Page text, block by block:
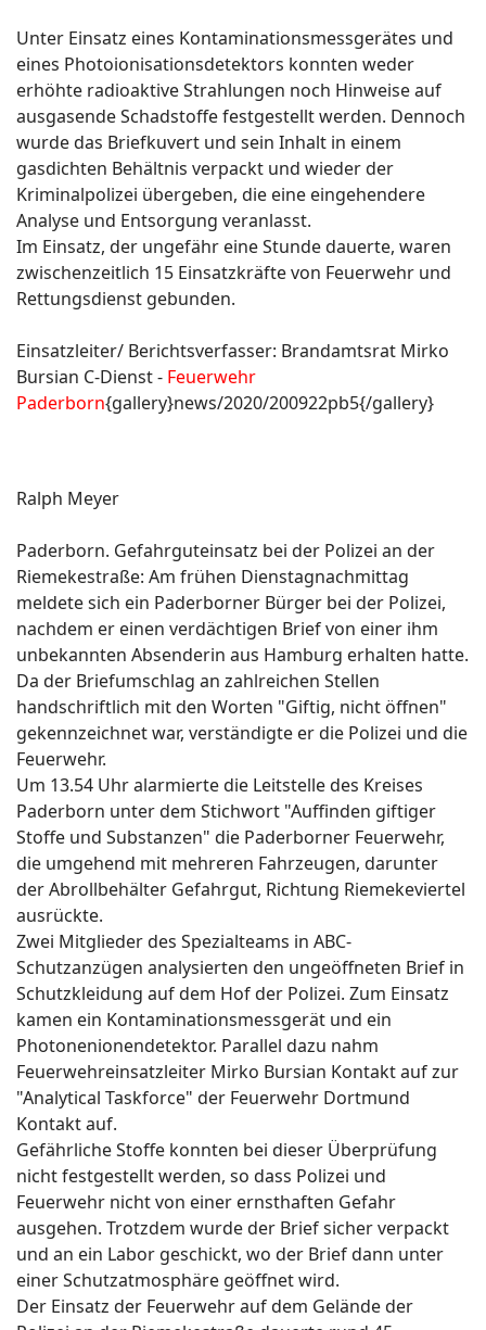
Unter Einsatz eines Kontaminationsmessgerätes und
eines Photoionisationsdetektors konnten weder
erhöhte radioaktive Strahlungen noch Hinweise auf
ausgasende Schadstoffe festgestellt werden. Dennoch
wurde das Briefkuvert und sein Inhalt in einem
gasdichten Behältnis verpackt und wieder der
Kriminalpolizei übergeben, die eine eingehendere
Analyse und Entsorgung veranlasst.
Im Einsatz, der ungefähr eine Stunde dauerte, waren
zwischenzeitlich 15 Einsatzkräfte von Feuerwehr und
Rettungsdienst gebunden.
Einsatzleiter/ Berichtsverfasser: Brandamtsrat Mirko
Bursian C-Dienst - Feuerwehr
Paderborn{gallery}news/2020/200922pb5{/gallery}
Ralph Meyer
Paderborn. Gefahrguteinsatz bei der Polizei an der
Riemekestraße: Am frühen Dienstagnachmittag
meldete sich ein Paderborner Bürger bei der Polizei,
nachdem er einen verdächtigen Brief von einer ihm
unbekannten Absenderin aus Hamburg erhalten hatte.
Da der Briefumschlag an zahlreichen Stellen
handschriftlich mit den Worten "Giftig, nicht öffnen"
gekennzeichnet war, verständigte er die Polizei und die
Feuerwehr.
Um 13.54 Uhr alarmierte die Leitstelle des Kreises
Paderborn unter dem Stichwort "Auffinden giftiger
Stoffe und Substanzen" die Paderborner Feuerwehr,
die umgehend mit mehreren Fahrzeugen, darunter
der Abrollbehälter Gefahrgut, Richtung Riemekeviertel
ausrückte.
Zwei Mitglieder des Spezialteams in ABC-
Schutzanzügen analysierten den ungeöffneten Brief in
Schutzkleidung auf dem Hof der Polizei. Zum Einsatz
kamen ein Kontaminationsmessgerät und ein
Photonenionendetektor. Parallel dazu nahm
Feuerwehreinsatzleiter Mirko Bursian Kontakt auf zur
"Analytical Taskforce" der Feuerwehr Dortmund
Kontakt auf.
Gefährliche Stoffe konnten bei dieser Überprüfung
nicht festgestellt werden, so dass Polizei und
Feuerwehr nicht von einer ernsthaften Gefahr
ausgehen. Trotzdem wurde der Brief sicher verpackt
und an ein Labor geschickt, wo der Brief dann unter
einer Schutzatmosphäre geöffnet wird.
Der Einsatz der Feuerwehr auf dem Gelände der